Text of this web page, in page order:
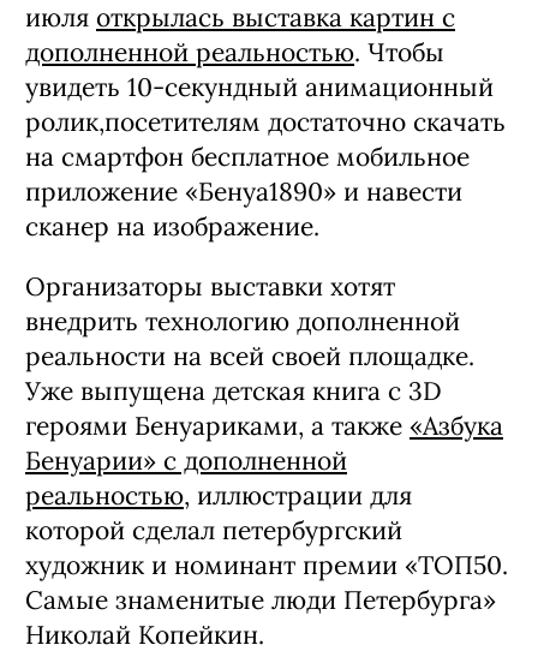
июля открылась выставка картин с
дополненной реальностью. Чтобы
увидеть 10-секундный анимационный
ролик,посетителям достаточно скачать
на смартфон бесплатное мобильное
приложение «Бенуа1890» и навести
сканер на изображение.
Организаторы выставки хотят
внедрить технологию дополненной
реальности на всей своей площадке.
Уже выпущена детская книга с 3D
героями Бенуариками, а также «Азбука
Бенуарии» c дополненной
реальностью, иллюстрации для
которой сделал петербургский
художник и номинант премии «ТОП50.
Самые знаменитые люди Петербурга»
Николай Копейкин.